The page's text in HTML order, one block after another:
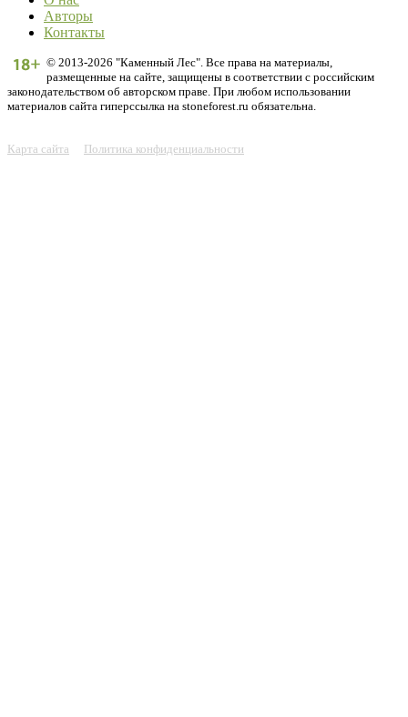
Авторы
Контакты
© 2013-2026 "Каменный Лес". Все права на материалы,
размещенные на сайте, защищены в соответствии с российским
законодательством об авторском праве. При любом использовании
материалов сайта гиперссылка на stoneforest.ru обязательна.
Карта сайта Политика конфиденциальности